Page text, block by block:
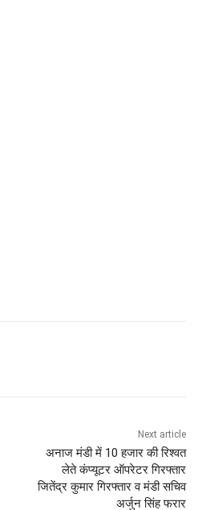
Next article
अनाज मंडी में 10 हजार की रिश्वत
लेते कंप्यूटर ऑपरेटर गिरफ्तार
जितेंद्र कुमार गिरफ्तार व मंडी सचिव
अर्जुन सिंह फरार